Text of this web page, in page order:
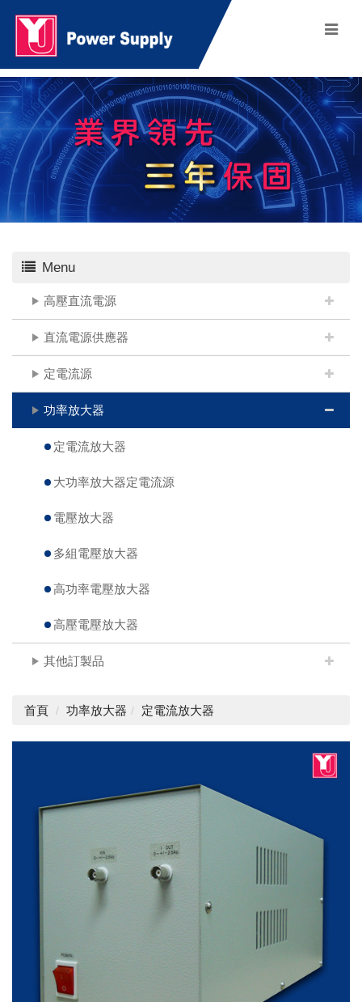
Menu
高壓直流電源
直流電源供應器
定電流源
功率放大器
定電流放大器
大功率放大器定電流源
電壓放大器
多組電壓放大器
高功率電壓放大器
高壓電壓放大器
其他訂製品
首頁 功率放大器 定電流放大器